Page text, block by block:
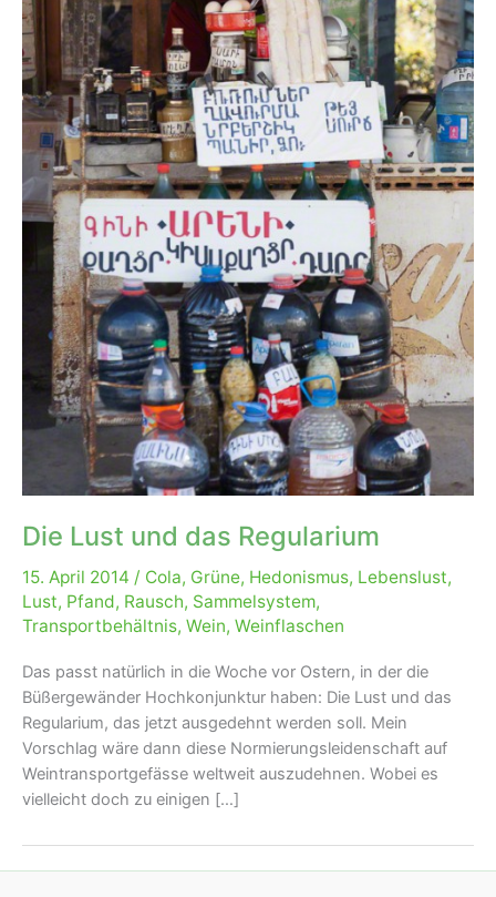
Die Lust und das Regularium
15. April 2014 / Cola, Grüne, Hedonismus, Lebenslust,
Lust, Pfand, Rausch, Sammelsystem,
Transportbehältnis, Wein, Weinflaschen
Das passt natürlich in die Woche vor Ostern, in der die
Büßergewänder Hochkonjunktur haben: Die Lust und das
Regularium, das jetzt ausgedehnt werden soll. Mein
Vorschlag wäre dann diese Normierungsleidenschaft auf
Weintransportgefässe weltweit auszudehnen. Wobei es
vielleicht doch zu einigen […]